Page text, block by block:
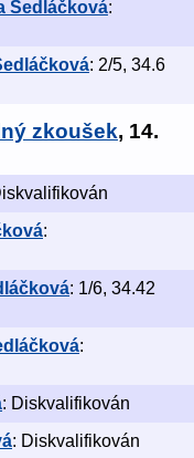
Sedláčková:
: 2/5, 34.6
zkoušek, 14.
:
: 1/6, 34.42
:
: Diskvalifikován
: Diskvalifikován